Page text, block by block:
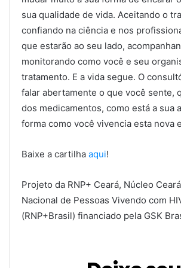
sua qualidade de vida. Aceitando o
confiando na ciência e nos
que estarão ao seu lado,
monitorando como você e seu
tratamento. E a vida segue. O
falar abertamente o que você sente,
dos medicamentos, como está a sua
forma como você vivencia esta nova
Baixe a cartilha aqui!
Projeto da RNP+ Ceará, Núcleo
Nacional de Pessoas Vivendo com
(RNP+Brasil) financiado pela GSK